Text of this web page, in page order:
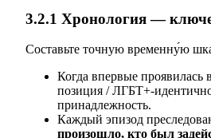
3.2.1 Хронология —
Составьте точную временну́ю
Когда впервые проявилась
позиция / ЛГБТ+-
принадлежность.
Каждый эпизод
произошло, кто был